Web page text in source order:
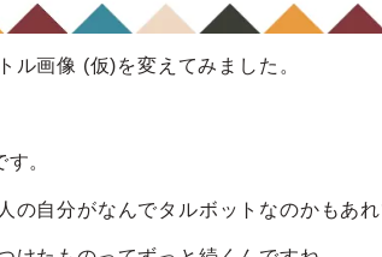
ル画像 (仮)を変えてみました。
。
の自分がなんでタルボットなのかもあれ